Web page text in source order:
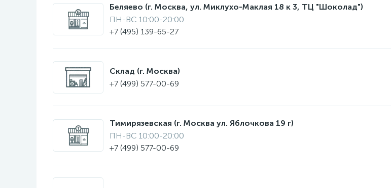
Беляево (г. Москва, ул. Миклухо-Маклая 18 к 3, ТЦ "Шоколад")
ПН-ВС 10:00-20:00
+7 (495) 139-65-27
Склад (г. Москва)
+7 (499) 577-00-69
Тимирязевская (г. Москва ул. Яблочкова 19 г)
ПН-ВС 10:00-20:00
+7 (499) 577-00-69